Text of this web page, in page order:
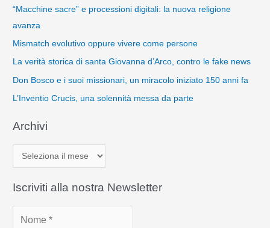
“Macchine sacre” e processioni digitali: la nuova religione
avanza
Mismatch evolutivo oppure vivere come persone
La verità storica di santa Giovanna d’Arco, contro le fake news
Don Bosco e i suoi missionari, un miracolo iniziato 150 anni fa
L’Inventio Crucis, una solennità messa da parte
Archivi
r
c
Iscriviti alla nostra Newsletter